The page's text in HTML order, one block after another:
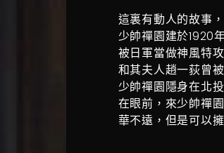
這裏有動人的故事
少帥禪園建於1920
被日軍當做神風特
和其夫人趙一荻曾
少帥禪園隱身在北
在眼前，來少帥禪
華不遠，但是可以